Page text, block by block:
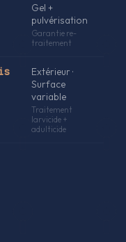
Gel +
pulvérisation
Garantie re-
traitement
Extérieur ·
Surface
variable
Traitement
larvicide +
adulticide